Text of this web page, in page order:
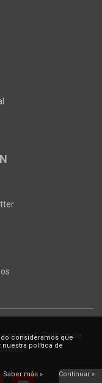
consideramos que
nuestra política de
Saber más » Continuar »
legal·Política de